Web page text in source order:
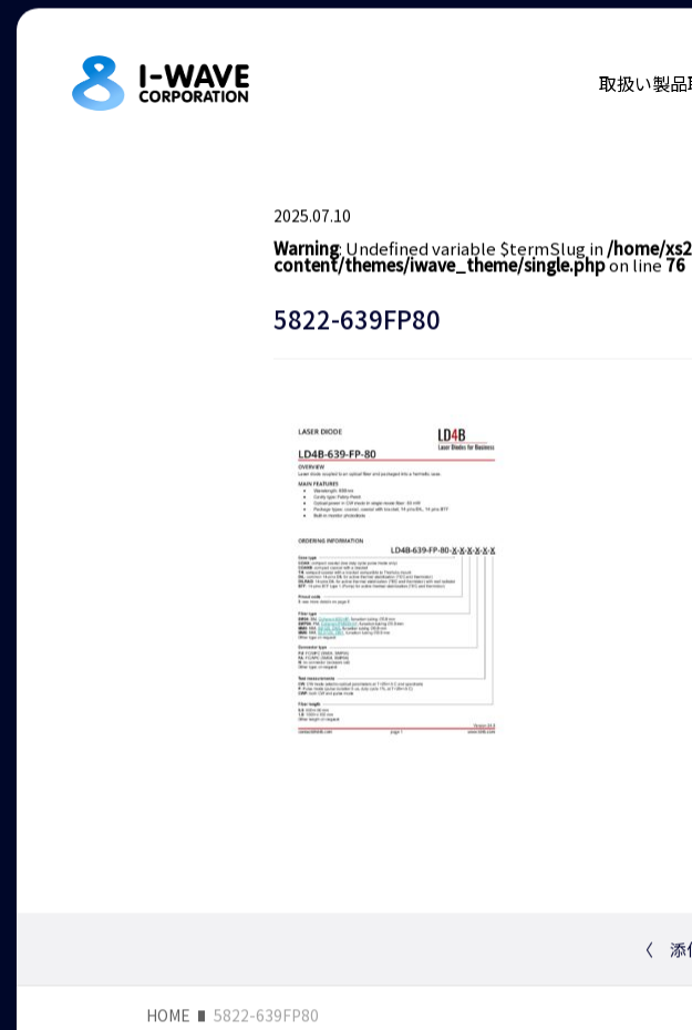
取扱い製品
2025.07.10
Warning: Undefined variable $termSlug in/home/
content/themes/iwave_theme/single.phpon line 76
5822-639FP80
〈 添
HOME 5822-639FP80